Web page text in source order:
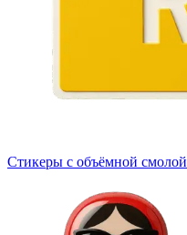
Стикеры с объёмной смолой